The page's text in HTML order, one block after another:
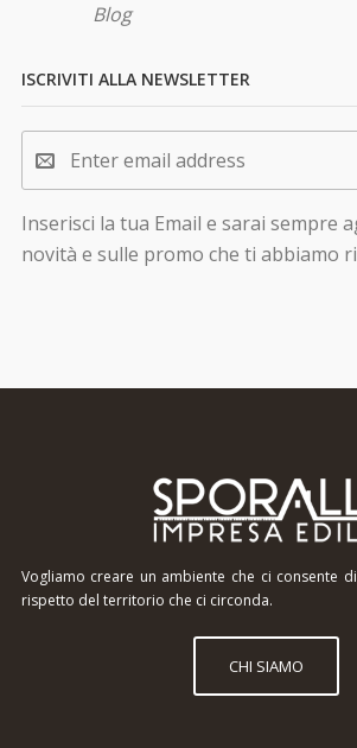
Blog
ISCRIVITI ALLA NEWSLETTER
Inserisci la tua Email e sarai sempre
novità e sulle promo che ti abbiamo
Vogliamo creare un ambiente che ci consente
rispetto del territorio che ci circonda.
CHI SIAMO